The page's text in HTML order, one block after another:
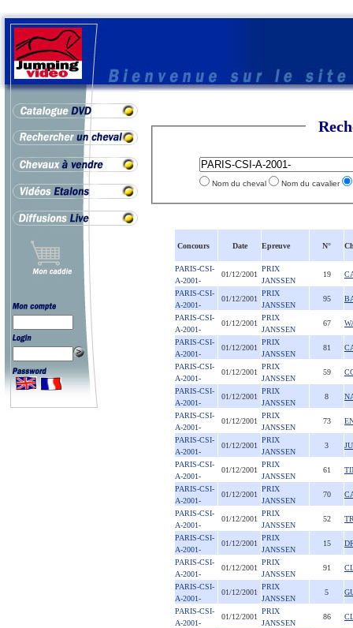
Nom du cheval Nom du cavalier
Concours Date Epreuve N°
PARIS-CSI-
A-2001-
01/12/2001
PRIX
JANSSEN
19
PARIS-CSI-
A-2001-
01/12/2001
PRIX
JANSSEN
95
PARIS-CSI-
A-2001-
01/12/2001
PRIX
JANSSEN
67
PARIS-CSI-
A-2001-
01/12/2001
PRIX
JANSSEN
81
PARIS-CSI-
A-2001-
01/12/2001
PRIX
JANSSEN
59
PARIS-CSI-
A-2001-
01/12/2001
PRIX
JANSSEN
8
PARIS-CSI-
A-2001-
01/12/2001
PRIX
JANSSEN
73
PARIS-CSI-
A-2001-
01/12/2001
PRIX
JANSSEN
3
PARIS-CSI-
A-2001-
01/12/2001
PRIX
JANSSEN
61
PARIS-CSI-
A-2001-
01/12/2001
PRIX
JANSSEN
70
PARIS-CSI-
A-2001-
01/12/2001
PRIX
JANSSEN
52
PARIS-CSI-
A-2001-
01/12/2001
PRIX
JANSSEN
15
PARIS-CSI-
A-2001-
01/12/2001
PRIX
JANSSEN
91
PARIS-CSI-
A-2001-
01/12/2001
PRIX
JANSSEN
5
PARIS-CSI-
A-2001-
01/12/2001
PRIX
JANSSEN
86